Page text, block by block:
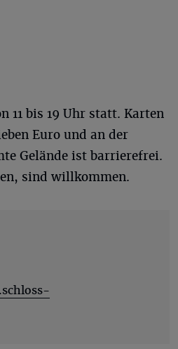
11 bis 19 Uhr statt. Karten
Euro und an der
Gelände ist barrierefrei.
sind willkommen.